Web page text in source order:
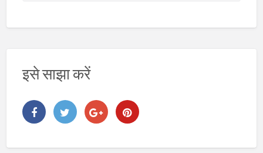
इसे साझा करें